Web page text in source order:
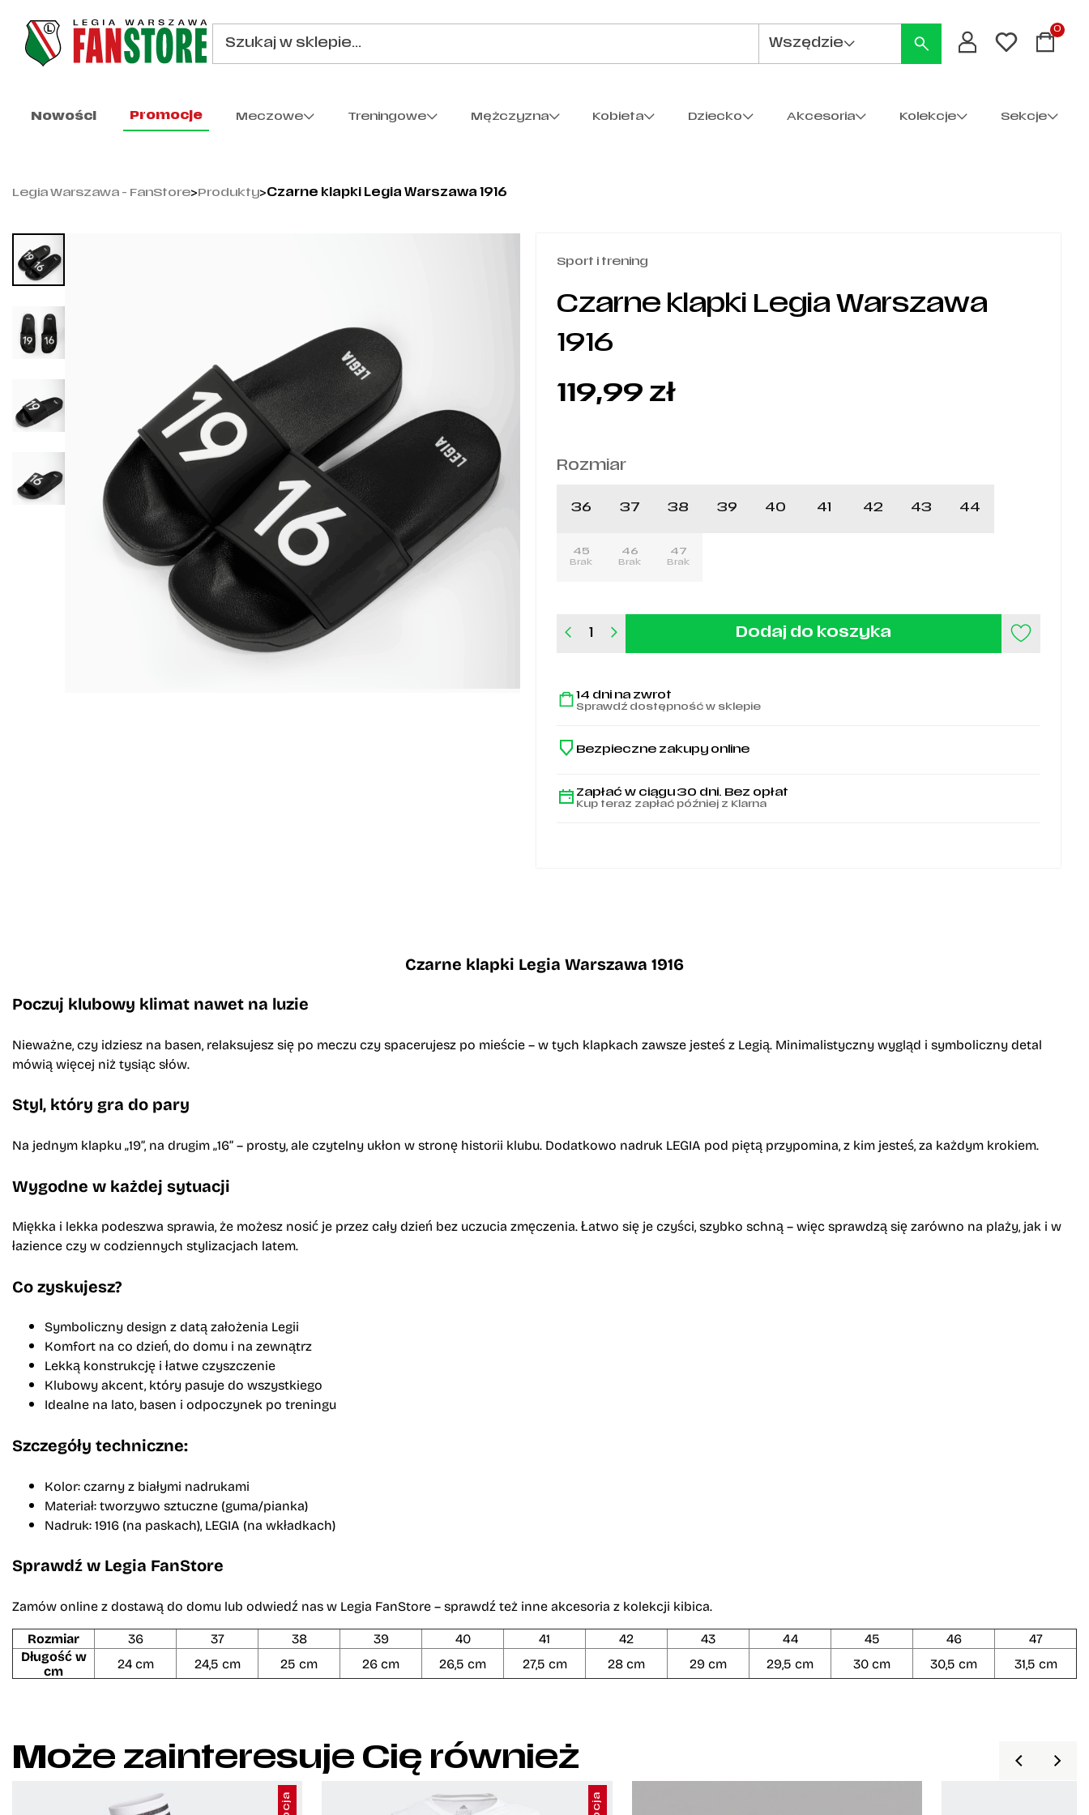
Wszędzie
0
Nowości Promocje Meczowe Treningowe Mężczyzna Kobieta Dziecko Akcesoria Kolekcje Sekcje
Legia Warszawa - FanStore>Produkty>Czarne klapki Legia Warszawa 1916
Sport i trening
Czarne klapki Legia Warszawa
1916
119,99 zł
Rozmiar
36 37 38 39 40 41 42 43 44
45
Brak
46
Brak
47
Brak
ilość
Warszawa
1916
Dodaj do koszyka
14 dni na zwrot
Sprawdź dostępność w sklepie
Bezpieczne zakupy online
Zapłać w ciągu 30 dni. Bez opłat
Kup teraz zapłać później z Klarna
Czarne klapki Legia Warszawa 1916
Poczuj klubowy klimat nawet na luzie
Nieważne, czy idziesz na basen, relaksujesz się po meczu czy spacerujesz po mieście – w tych klapkach zawsze jesteś z Legią. Minimalistyczny wygląd i symboliczny detal
mówią więcej niż tysiąc słów.
Styl, który gra do pary
Na jednym klapku „19”, na drugim „16” – prosty, ale czytelny ukłon w stronę historii klubu. Dodatkowo nadruk LEGIA pod piętą przypomina, z kim jesteś, za każdym krokiem.
Wygodne w każdej sytuacji
Miękka i lekka podeszwa sprawia, że możesz nosić je przez cały dzień bez uczucia zmęczenia. Łatwo się je czyści, szybko schną – więc sprawdzą się zarówno na plaży, jak i w
łazience czy w codziennych stylizacjach latem.
Co zyskujesz?
Symboliczny design z datą założenia Legii
Komfort na co dzień, do domu i na zewnątrz
Lekką konstrukcję i łatwe czyszczenie
Klubowy akcent, który pasuje do wszystkiego
Idealne na lato, basen i odpoczynek po treningu
Szczegóły techniczne:
Kolor: czarny z białymi nadrukami
Materiał: tworzywo sztuczne (guma/pianka)
Nadruk: 1916 (na paskach), LEGIA (na wkładkach)
Sprawdź w Legia FanStore
Zamów online z dostawą do domu lub odwiedź nas w Legia FanStore – sprawdź też inne akcesoria z kolekcji kibica.
Rozmiar 36 37 38 39 40 41 42 43 44 45 46 47
Długość w
cm 24 cm 24,5 cm 25 cm 26 cm 26,5 cm 27,5 cm 28 cm 29 cm 29,5 cm 30 cm 30,5 cm 31,5 cm
Może zainteresuje Cię również